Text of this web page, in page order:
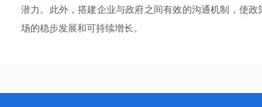
潜力。此外，搭建企业与政府之间有效的沟通机制，使
场的稳步发展和可持续增长。